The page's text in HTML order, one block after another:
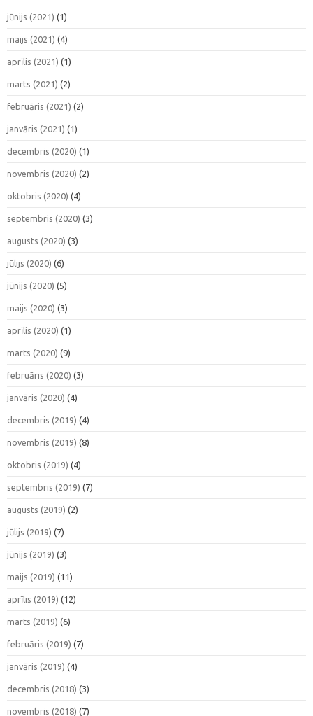
jūnijs (2021) (1)
maijs (2021) (4)
aprīlis (2021) (1)
marts (2021) (2)
februāris (2021) (2)
janvāris (2021) (1)
decembris (2020) (1)
novembris (2020) (2)
oktobris (2020) (4)
septembris (2020) (3)
augusts (2020) (3)
jūlijs (2020) (6)
jūnijs (2020) (5)
maijs (2020) (3)
aprīlis (2020) (1)
marts (2020) (9)
februāris (2020) (3)
janvāris (2020) (4)
decembris (2019) (4)
novembris (2019) (8)
oktobris (2019) (4)
septembris (2019) (7)
augusts (2019) (2)
jūlijs (2019) (7)
jūnijs (2019) (3)
maijs (2019) (11)
aprīlis (2019) (12)
marts (2019) (6)
februāris (2019) (7)
janvāris (2019) (4)
decembris (2018) (3)
novembris (2018) (7)